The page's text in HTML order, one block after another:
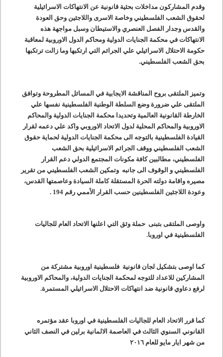
وقدم المشاركون مداخلات بحثية قانونية عن الانتهاكات الاسرائيلية
لحقوق الشعب الفلسطيني وخاصة الاسرى واللاجئين وحق العودة
والقدس وجدار الفصل العنصري والاستيطان وسبل مواجهة هذه
الانتهاكات في محكمة الجنايات الدولية ومحاكم الدول الاوروبية لمعاقبة
حكومة الاحتلال الاسرائيلي علي الجرائم التي ارتكبها وما زالت ترتكبها
بحق الشعب الفلسطيني.
وتميز الملتقى بروح المناقشة الايجابية في المسائل المطروحة وتوافق
الملتقى علي ضرورة وضع السلطة الوطنية الفلسطينية نفسها علي
الخارطة القانونية العالمية وتحديدا محكمة الجنايات الدولية والمحاكم
الاوروبية والمحاكم المحلية لدول الاتحاد الاوروبي واكد علي دعمه لقرار
القيادة الفلسطينية بالتوجه الى محكمة الجنايات الدولية لحماية حقوق
الشعب الفلسطيني ووقف الجرائم الاسرائيلية بحق الشعب
الفلسطيني، مطالبين كافة مكونات المجتمع الدولي دعم القرار
الفلسطيني و الوقوف الى جانبه وتمكين الشعب الفلسطيني من تقرير
مصيره واقامة دولته الحرة المستقلة كاملة السيادة وعاصمتها القدس،
وعودة اللاجئين الفلسطينين حسب القرار الأممي رقم 194 .
واوصى الملتقى بتبنى حملة وثق التي اعلنها الاتحاد العام للجاليات
الفلسطينية في اوروبا.
كما اوصى بتشكيل لجان قانونية فلسطينية اوروبية مشتركة من
المشاركين للاعداد للتوجه لمحكمة الجنايات الدولية، والمحاكم الاوروبية
لرفع دعاوي قانونية ضد انتهاكات الاحتلال الاسرائيلي المستمرة.
كما قرر الاتحاد العام للجاليات الفلسطينية في اوروبا عقد مؤتمره
القانوني السنوي الثالث في العاصمة الالمانية برلين في النصف الثاني
من شهر ايار مايو للعام ٢٠١٦